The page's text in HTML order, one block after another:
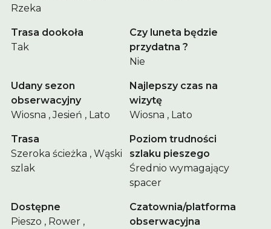
Rzeka
Trasa dookoła
Tak
Czy luneta będzie
przydatna ?
Nie
Udany sezon
obserwacyjny
Wiosna , Jesień , Lato
Najlepszy czas na
wizytę
Wiosna , Lato
Trasa
Szeroka ścieżka , Wąski
szlak
Poziom trudności
szlaku pieszego
Średnio wymagający
spacer
Dostępne
Pieszo , Rower ,
Czatownia/platforma
obserwacyjna